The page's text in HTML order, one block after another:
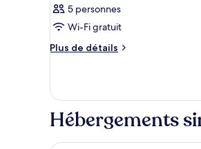
5 personnes
Wi-Fi gratuit
Plus de détails
Plus
le
type
de
Chambre
Hébergements